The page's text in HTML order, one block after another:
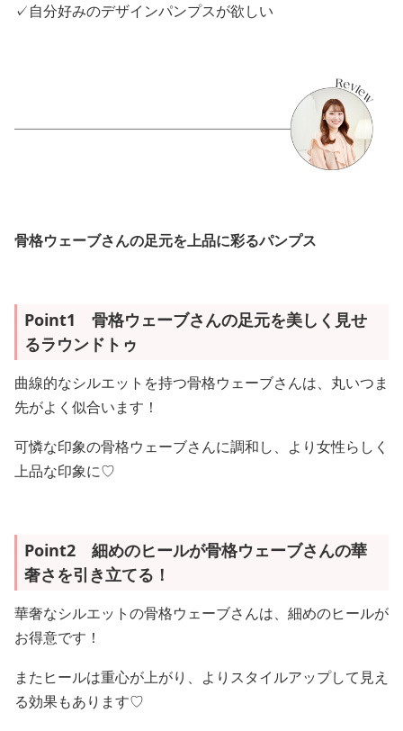
✓自分好みのデザインパンプスが欲しい
骨格ウェーブさんの足元を上品に彩るパンプス
Point1 骨格ウェーブさんの足元を美しく見せ
るラウンドトゥ
曲線的なシルエットを持つ骨格ウェーブさんは、丸いつま
先がよく似合います！
可憐な印象の骨格ウェーブさんに調和し、より女性らしく
上品な印象に♡
Point2 細めのヒールが骨格ウェーブさんの華
奢さを引き立てる！
華奢なシルエットの骨格ウェーブさんは、細めのヒールが
お得意です！
またヒールは重心が上がり、よりスタイルアップして見え
る効果もあります♡